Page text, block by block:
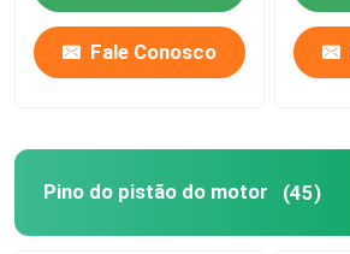
Fale Conosco
Pino do pistão do motor (45)